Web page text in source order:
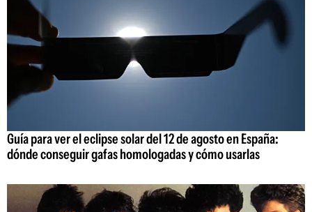
Guía para ver el eclipse solar del 12 de agosto en España:
dónde conseguir gafas homologadas y cómo usarlas